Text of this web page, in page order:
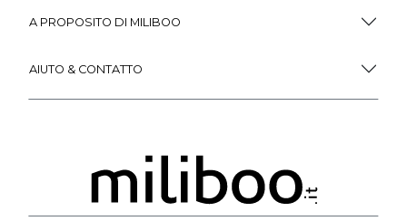
A PROPOSITO DI MILIBOO
AIUTO & CONTATTO